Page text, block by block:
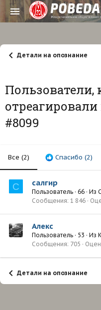
Детали на опознание
Пользователи,
#8099
Все (2) Спасибо (2)
С салгир
Пользователь · 66 · Из
Сообщения 1 846
Алекс
Пользователь · 53 · Из
Сообщения 705
Детали на опознание